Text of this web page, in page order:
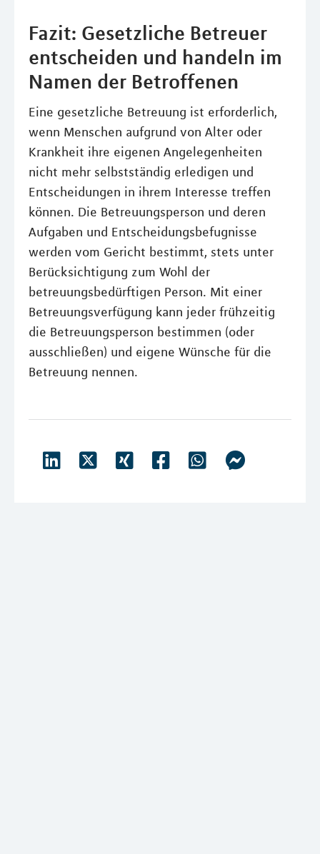
Fazit: Gesetzliche Betreuer
entscheiden und handeln im
Namen der Betroffenen
Eine gesetzliche Betreuung ist erforderlich,
wenn Menschen aufgrund von Alter oder
Krankheit ihre eigenen Angelegenheiten
nicht mehr selbstständig erledigen und
Entscheidungen in ihrem Interesse treffen
können. Die Betreuungsperson und deren
Aufgaben und Entscheidungsbefugnisse
werden vom Gericht bestimmt, stets unter
Berücksichtigung zum Wohl der
betreuungsbedürftigen Person. Mit einer
Betreuungsverfügung kann jeder frühzeitig
die Betreuungsperson bestimmen (oder
ausschließen) und eigene Wünsche für die
Betreuung nennen.